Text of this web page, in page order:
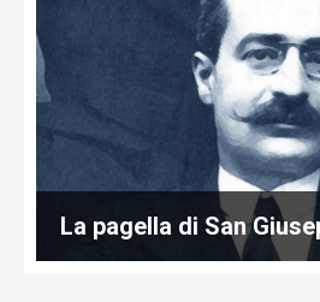
La pagella di San